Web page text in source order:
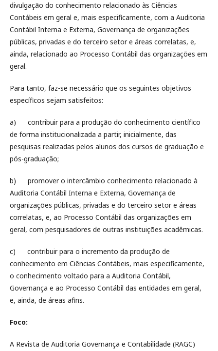
divulgação do conhecimento relacionado às Ciências
Contábeis em geral e, mais especificamente, com a Auditoria
Contábil Interna e Externa, Governança de organizações
públicas, privadas e do terceiro setor e áreas correlatas, e,
ainda, relacionado ao Processo Contábil das organizações em
geral.
Para tanto, faz-se necessário que os seguintes objetivos
específicos sejam satisfeitos:
a) contribuir para a produção do conhecimento científico
de forma institucionalizada a partir, inicialmente, das
pesquisas realizadas pelos alunos dos cursos de graduação e
pós-graduação;
b) promover o intercâmbio conhecimento relacionado à
Auditoria Contábil Interna e Externa, Governança de
organizações públicas, privadas e do terceiro setor e áreas
correlatas, e, ao Processo Contábil das organizações em
geral, com pesquisadores de outras instituições acadêmicas.
c) contribuir para o incremento da produção de
conhecimento em Ciências Contábeis, mais especificamente,
o conhecimento voltado para a Auditoria Contábil,
Governança e ao Processo Contábil das entidades em geral,
e, ainda, de áreas afins.
Foco:
A Revista de Auditoria Governança e Contabilidade (RAGC)